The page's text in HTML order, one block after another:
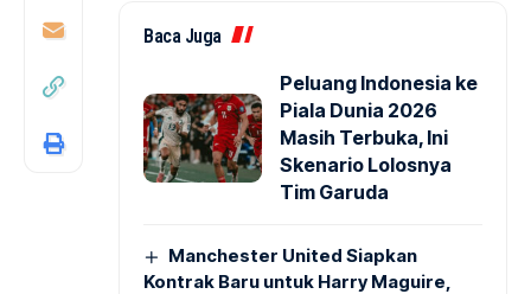
Baca Juga
Peluang Indonesia ke
Piala Dunia 2026
Masih Terbuka, Ini
Skenario Lolosnya
Tim Garuda
Manchester United Siapkan
Kontrak Baru untuk Harry Maguire,